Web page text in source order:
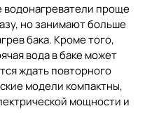
водонагреватели проще
но занимают больше
бака. Кроме того,
вода в баке может
ждать повторного
модели компактны,
мощности и